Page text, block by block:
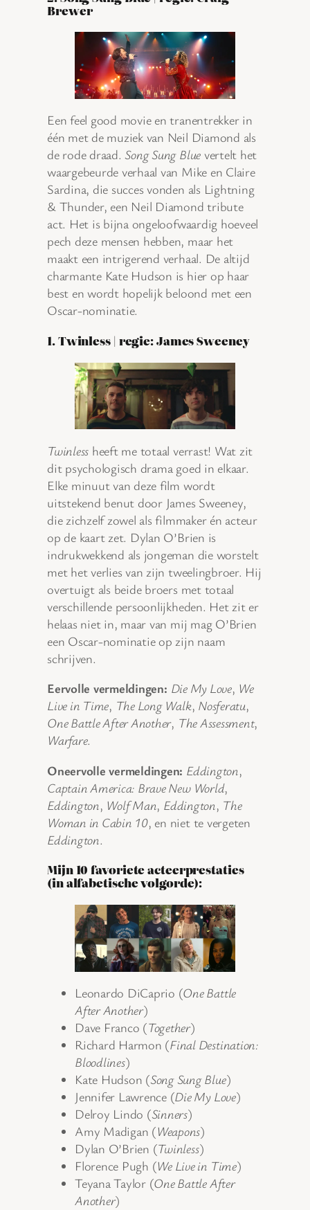
Brewer
Een feel good movie en tranentrekker in
één met de muziek van Neil Diamond als
de rode draad.Song Sung Blue vertelt het
waargebeurde verhaal van Mike en Claire
Sardina, die succes vonden als Lightning
& Thunder, een Neil Diamond tribute
act. Het is bijna ongeloofwaardig hoeveel
pech deze mensen hebben, maar het
maakt een intrigerend verhaal. De altijd
charmante Kate Hudson is hier op haar
best en wordt hopelijk beloond met een
Oscar-nominatie.
1. Twinless | regie: James Sweeney
Twinless heeft me totaal verrast! Wat zit
dit psychologisch drama goed in elkaar.
Elke minuut van deze film wordt
uitstekend benut door James Sweeney,
die zichzelf zowel als filmmaker én acteur
op de kaart zet. Dylan O’Brien is
indrukwekkend als jongeman die worstelt
met het verlies van zijn tweelingbroer. Hij
overtuigt als beide broers met totaal
verschillende persoonlijkheden. Het zit er
helaas niet in, maar van mij mag O’Brien
een Oscar-nominatie op zijn naam
schrijven.
Eervolle vermeldingen: Die My Love, We
Live in Time, The Long Walk, Nosferatu,
One Battle After Another, The Assessment,
Warfare.
Oneervolle vermeldingen: Eddington,
Captain America: Brave New World,
Eddington, Wolf Man, Eddington, The
Woman in Cabin 10, en niet te vergeten
Eddington.
Mijn 10 favoriete acteerprestaties
(in alfabetische volgorde):
Leonardo DiCaprio (One Battle
After Another)
Dave Franco (Together)
Richard Harmon (Final Destination:
Bloodlines)
Kate Hudson (Song Sung Blue)
Jennifer Lawrence (Die My Love)
Delroy Lindo (Sinners)
Amy Madigan (Weapons)
Dylan O’Brien (Twinless)
Florence Pugh (We Live in Time)
Teyana Taylor (One Battle After
Another)